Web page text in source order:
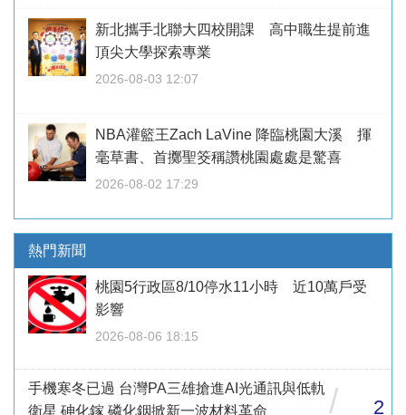
新北攜手北聯大四校開課 高中職生提前進
頂尖大學探索專業
2026-08-03 12:07
NBA灌籃王Zach LaVine 降臨桃園大溪 揮
毫草書、首擲聖筊稱讚桃園處處是驚喜
2026-08-02 17:29
熱門新聞
桃園5行政區8/10停水11小時 近10萬戶受
影響
2026-08-06 18:15
手機寒冬已過 台灣PA三雄搶進AI光通訊與低軌
衛星 砷化鎵 磷化銦掀新一波材料革命
/ 2